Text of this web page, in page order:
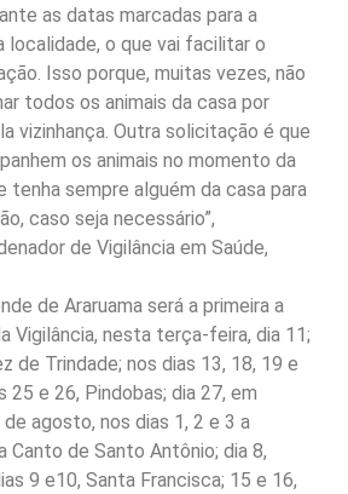
as datas marcadas para a
localidade, o que vai facilitar o
Isso porque, muitas vezes, não
todos os animais da casa por
vizinhança. Outra solicitação é que
os animais no momento da
tenha sempre alguém da casa para
caso seja necessário”,
de Vigilância em Saúde,
de Araruama será a primeira a
Vigilância, nesta terça-feira, dia 11;
de Trindade; nos dias 13, 18, 19 e
25 e 26, Pindobas; dia 27, em
agosto, nos dias 1, 2 e 3 a
Canto de Santo Antônio; dia 8,
9 e10, Santa Francisca; 15 e 16,